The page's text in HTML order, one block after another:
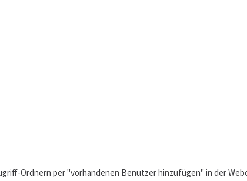
Ordnern per "vorhandenen Benutzer hinzufügen" in der